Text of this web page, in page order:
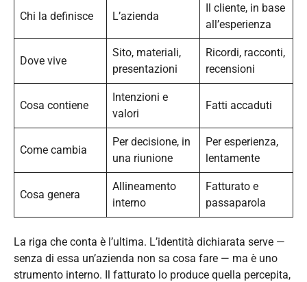
Chi la definisce L’azienda
Il cliente, in base
all’esperienza
Dove vive
Sito, materiali,
presentazioni
Ricordi, racconti,
recensioni
Cosa contiene
Intenzioni e
valori
Fatti accaduti
Come cambia
Per decisione, in
una riunione
Per esperienza,
lentamente
Cosa genera
Allineamento
interno
Fatturato e
passaparola
La riga che conta è l’ultima. L’identità dichiarata serve —
senza di essa un’azienda non sa cosa fare — ma è uno
strumento interno. Il fatturato lo produce quella percepita,